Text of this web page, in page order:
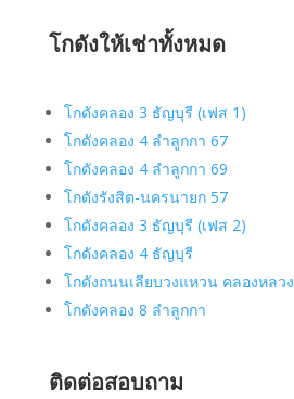
โกดังให้เช่าทั้งหมด
โกดังคลอง 3 ธัญบุรี (เฟส 1)
โกดังคลอง 4 ลำลูกกา 67
โกดังคลอง 4 ลำลูกกา 69
โกดังรังสิต-นครนายก 57
โกดังคลอง 3 ธัญบุรี (เฟส 2)
โกดังคลอง 4 ธัญบุรี
โกดังถนนเลียบวงแหวน คลองหลวง
โกดังคลอง 8 ลำลูกกา
ติดต่อสอบถาม